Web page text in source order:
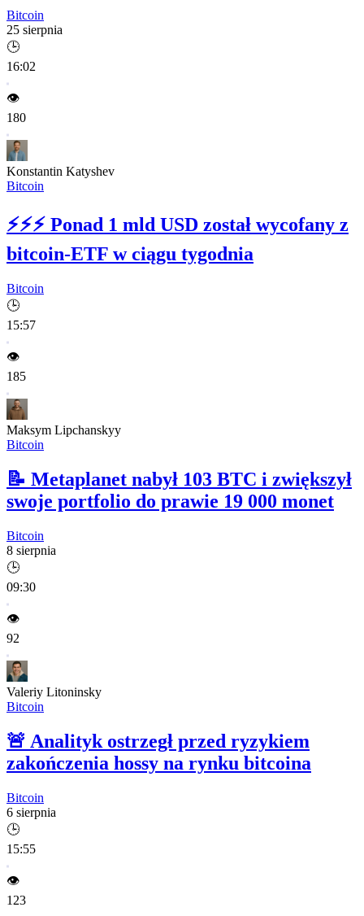
Bitcoin
25 sierpnia
🕒
16:02
👁️
180
Konstantin Katyshev
Bitcoin
⚡⚡⚡ Ponad 1 mld USD został wycofany z
bitcoin-ETF w ciągu tygodnia
Bitcoin
🕒
15:57
👁️
185
Maksym Lipchanskyy
Bitcoin
📝 Metaplanet nabył 103 BTC i zwiększył
swoje portfolio do prawie 19 000 monet
Bitcoin
8 sierpnia
🕒
09:30
👁️
92
Valeriy Litoninsky
Bitcoin
🚨 Analityk ostrzegł przed ryzykiem
zakończenia hossy na rynku bitcoina
Bitcoin
6 sierpnia
🕒
15:55
👁️
123